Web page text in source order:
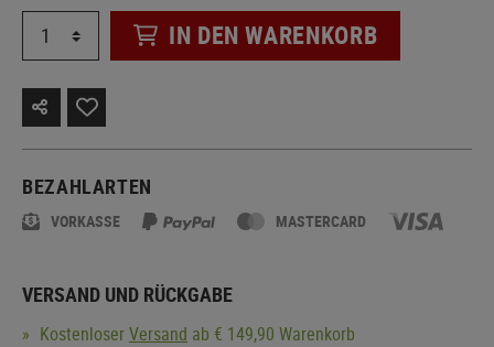
IN DEN WARENKORB
BEZAHLARTEN
VORKASSE MASTERCARD
VERSAND UND RÜCKGABE
KostenloserVersand ab € 149,90 Warenkorb